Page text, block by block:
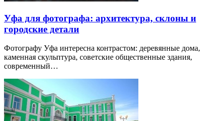
Уфа для фотографа: архитектура, склоны и
городские детали
Фотографу Уфа интересна контрастом: деревянные дома,
каменная скульптура, советские общественные здания,
современный…